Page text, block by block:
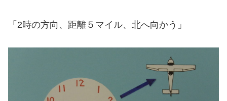
「2時の方向、距離５マイル、北へ向かう」